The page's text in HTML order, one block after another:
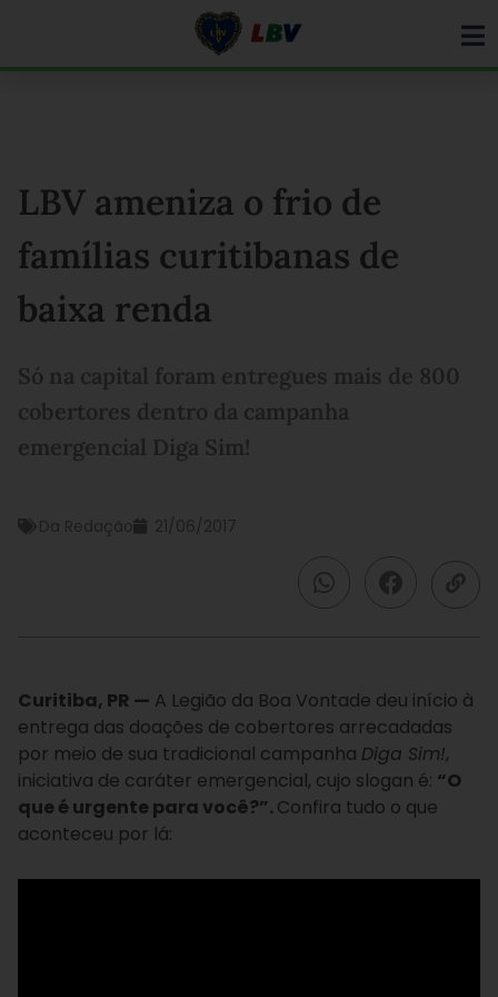
LBV ameniza o frio de
famílias curitibanas de
baixa renda
Só na capital foram entregues mais de 800
cobertores dentro da campanha
emergencial Diga Sim!
Da Redação 21/06/2017
Curitiba, PR — A Legião da Boa Vontade deu início à
entrega das doações de cobertores arrecadadas
por meio de sua tradicional campanha Diga Sim!,
iniciativa de caráter emergencial, cujo slogan é: “O
que é urgente para você?”.Confira tudo o que
aconteceu por lá: